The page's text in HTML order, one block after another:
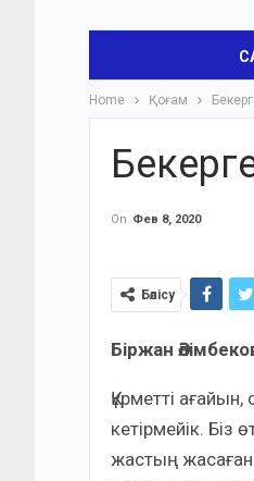
Home Қоғам
On Фев 8, 2020
Бөлісу
Біржан
Құрметті
кетірмейік. Біз
жастың жасаған